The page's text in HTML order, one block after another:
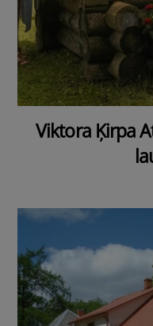
Viktora Ķirpa